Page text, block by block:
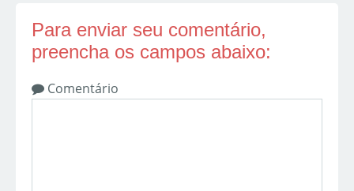
Para enviar seu comentário,
preencha os campos abaixo:
Comentário